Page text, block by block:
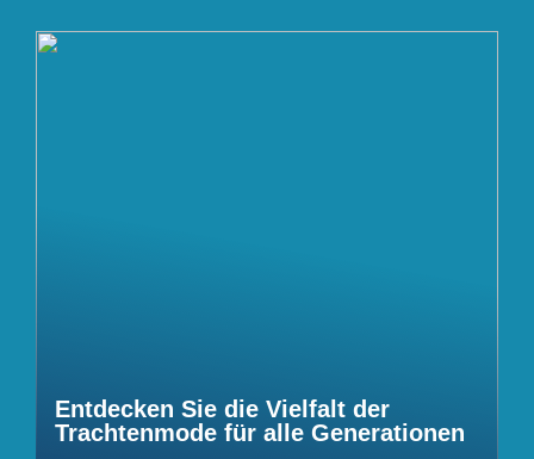
Entdecken Sie die Vielfalt der
Trachtenmode für alle Generationen